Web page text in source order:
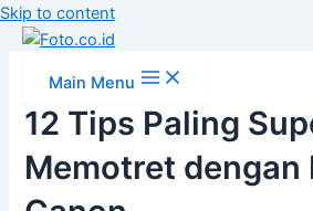
Skip to content
Main Menu
12 Tips Paling
Memotret dengan